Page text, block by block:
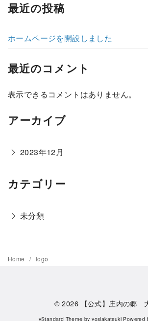
最近の投稿
ホームページを開設しました
最近のコメント
表示できるコメントはありません。
アーカイブ
2023年12月
カテゴリー
未分類
Home logo
© 2026 【公式】庄内の郷
yStandard Theme byyosiakatsuki Powered